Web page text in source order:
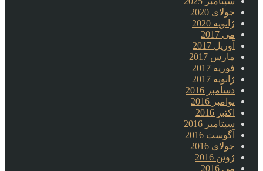
جولای 2020
ژانویه 2020
می 2017
آوریل 2017
مارس 2017
فوریه 2017
ژانویه 2017
دسامبر 2016
نوامبر 2016
اکتبر 2016
سپتامبر 2016
آگوست 2016
جولای 2016
ژوئن 2016
می 2016